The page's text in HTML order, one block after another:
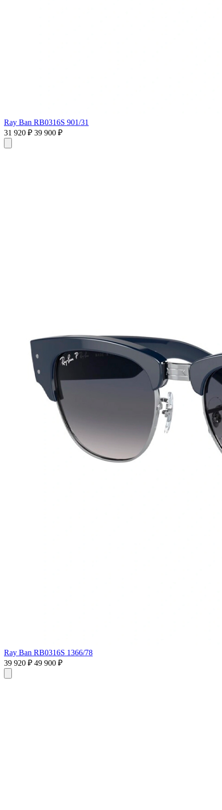
Ray Ban RB0316S 901/31
31 920 ₽ 39 900 ₽
Ray Ban RB0316S 1366/78
39 920 ₽ 49 900 ₽